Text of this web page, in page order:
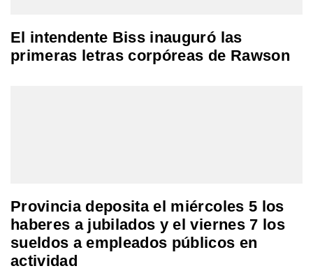
El intendente Biss inauguró las
primeras letras corpóreas de Rawson
Provincia deposita el miércoles 5 los
haberes a jubilados y el viernes 7 los
sueldos a empleados públicos en
actividad